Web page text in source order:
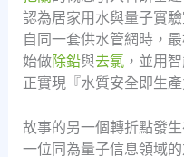
認為居家用水與量子實
自同一套供水管網時，
始做除鉛與去氯，並用
正實現『水質安全即生產
故事的另一個轉折點發
一位同為量子信息領域